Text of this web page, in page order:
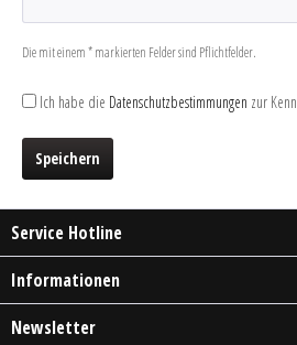
Die mit einem * markierten Felder sind Pflichtfelder.
Ich habe die Datenschutzbestimmungen zur
Speichern
Service Hotline
Informationen
Newsletter